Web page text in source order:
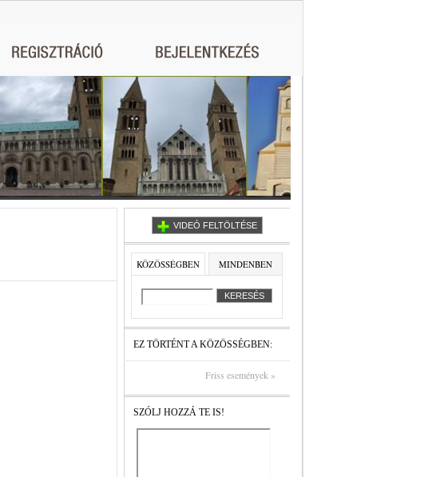
VIDEÓ FELTÖLTÉSE
KÖZÖSSÉGBEN MINDENBEN
EZ TÖRTÉNT A KÖZÖSSÉGBEN:
Friss események »
SZÓLJ HOZZÁ TE IS!